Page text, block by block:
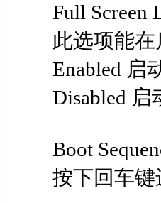
Full Screen
此选项能在启
Enabled 启动
Disabled 启
Boot
按下回车键